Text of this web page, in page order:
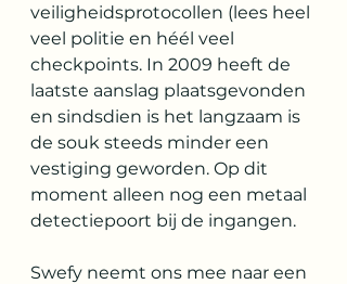
veiligheidsprotocollen (lees heel
veel politie en héél veel
checkpoints. In 2009 heeft de
laatste aanslag plaatsgevonden
en sindsdien is het langzaam is
de souk steeds minder een
vestiging geworden. Op dit
moment alleen nog een metaal
detectiepoort bij de ingangen.
Swefy neemt ons mee naar een